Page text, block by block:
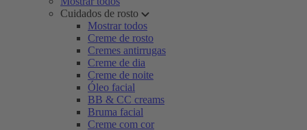
Cuidados de rosto
Mostrar todos
Creme de rosto
Cremes antirrugas
Creme de dia
Creme de noite
Óleo facial
BB & CC creams
Bruma facial
Creme com cor